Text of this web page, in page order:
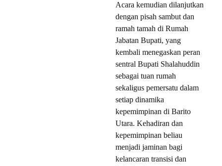
Acara kemudian dilanjutkan
dengan pisah sambut dan
ramah tamah di Rumah
Jabatan Bupati, yang
kembali menegaskan peran
sentral Bupati Shalahuddin
sebagai tuan rumah
sekaligus pemersatu dalam
setiap dinamika
kepemimpinan di Barito
Utara. Kehadiran dan
kepemimpinan beliau
menjadi jaminan bagi
kelancaran transisi dan